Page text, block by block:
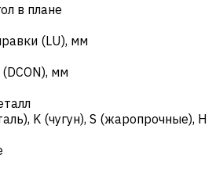
в плане
(LU), мм
мм
, K (чугун), S (жаропрочные), H